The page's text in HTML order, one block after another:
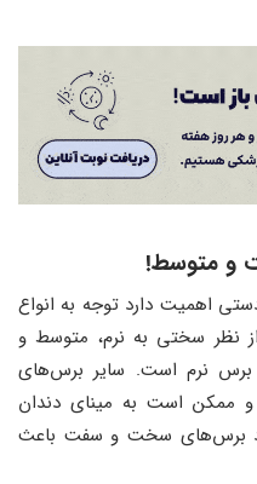
و متوسط!
اهمیت دارد توجه به انواع
نظر سختی به نرم، متوسط و
نرم است. سایر برس‌های
است به مینای دندان
برس‌های سخت و سفت باعث